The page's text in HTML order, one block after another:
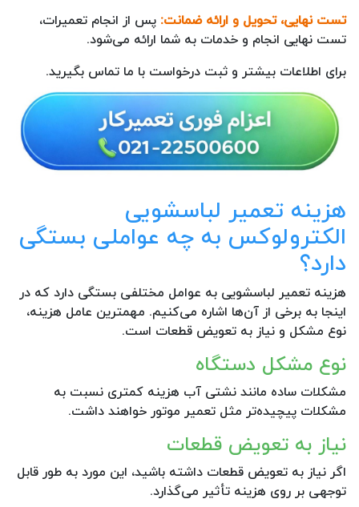
تست نهایی، تحویل و ارائه ضمانت: پس از انجام تعمیرات،
تست نهایی انجام و خدمات به شما ارائه می‌شود.
برای اطلاعات بیشتر و ثبت درخواست با ما تماس بگیرید.
هزینه تعمیر لباسشویی
الکترولوکس به چه عواملی بستگی
دارد؟
هزینه تعمیر لباسشویی به عوامل مختلفی بستگی دارد که در
اینجا به برخی از آن‌ها اشاره می‌کنیم. مهمترین عامل هزینه،
نوع مشکل و نیاز به تعویض قطعات است.
نوع مشکل دستگاه
مشکلات ساده مانند نشتی آب هزینه کمتری نسبت به
مشکلات پیچیده‌تر مثل تعمیر موتور خواهند داشت.
نیاز به تعویض قطعات
اگر نیاز به تعویض قطعات داشته باشید، این مورد به طور قابل
توجهی بر روی هزینه تأثیر می‌گذارد.